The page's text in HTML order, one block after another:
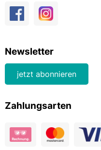
Newsletter
jetzt abonnieren
Zahlungsarten